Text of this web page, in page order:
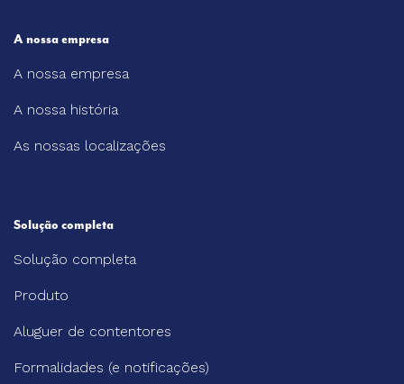
A nossa empresa
A nossa empresa
A nossa história
As nossas localizações
Solução completa
Solução completa
Produto
Aluguer de contentores
Formalidades (e notificações)